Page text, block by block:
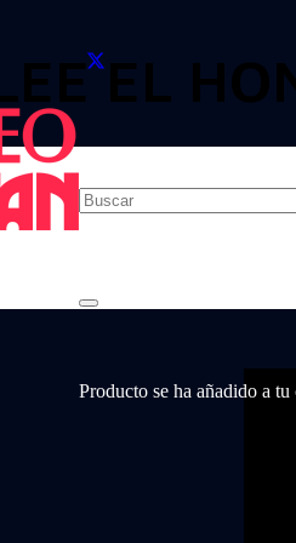
Producto se ha añadido a tu
EL